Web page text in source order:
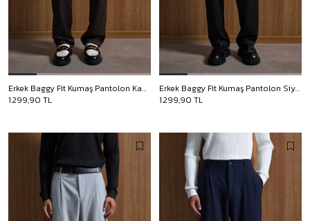
Erkek Baggy Fit Kumaş Pantolon Kahve
1.299,90 TL
Erkek Baggy Fit Kumaş Pantolon Siyah
1.299,90 TL